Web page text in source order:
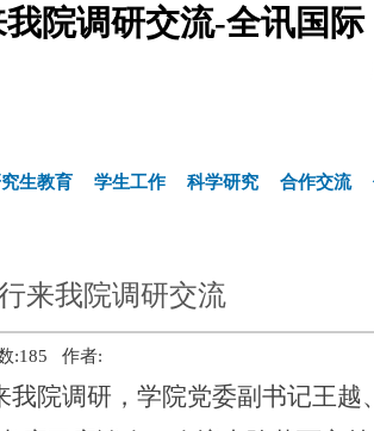
院调研交流-全讯国际
生教育 学生工作 科学研究 合作交流
来我院调研交流
:185 作者:
院调研，学院党委副书记王越